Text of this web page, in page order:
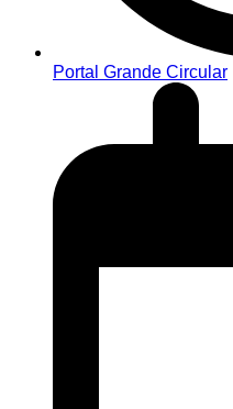
Portal Grande Circular